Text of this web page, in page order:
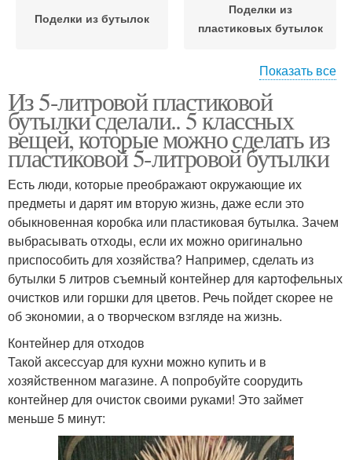
Поделки из бутылок
Поделки из
пластиковых бутылок
Бутылки для сада Птички из бутылок
Пластиковые бутылки
Поделка из
пластиковой бутылки
Бутылки для детского
сада
Кормушка из 5-
литровой бутылки
Клумба из бутылок
пластиковых бутылок
Пластиковые цвета
Ваза из пластиковой
бутылки
Показать все
Из 5-литровой пластиковой
бутылки сделали.. 5 классных
вещей, которые можно сделать из
пластиковой 5-литровой бутылки
Есть люди, которые преображают окружающие их
предметы и дарят им вторую жизнь, даже если это
обыкновенная коробка или пластиковая бутылка. Зачем
выбрасывать отходы, если их можно оригинально
приспособить для хозяйства? Например, сделать из
бутылки 5 литров съемный контейнер для картофельных
очистков или горшки для цветов. Речь пойдет скорее не
об экономии, а о творческом взгляде на жизнь.
Контейнер для отходов
Такой аксессуар для кухни можно купить и в
хозяйственном магазине. А попробуйте соорудить
контейнер для очисток своими руками! Это займет
меньше 5 минут: